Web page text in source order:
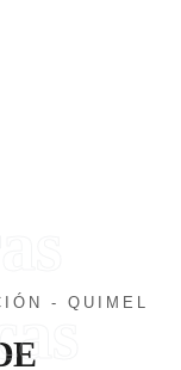
- QUIMEL